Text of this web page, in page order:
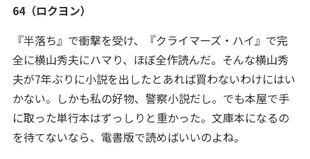
64（ロクヨン）
『半落ち』で衝撃を受け、『クライマーズ・ハイ』で完
全に横山秀夫にハマり、ほぼ全作読んだ。そんな横山秀
夫が7年ぶりに小説を出したとあれば買わないわけにはい
かない。しかも私の好物、警察小説だし。でも本屋で手
に取った単行本はずっしりと重かった。文庫本になるの
を待てないなら、電書版で読めばいいのよね。